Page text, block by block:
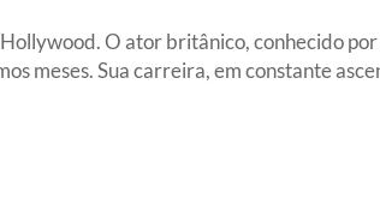
O ator britânico, conhecido
meses. Sua carreira, em constante